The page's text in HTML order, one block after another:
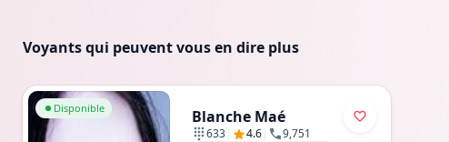
Voyants qui peuvent vous en dire plus
Aller au profil de Blanche Maé
Disponible Blanche Maé
633| 4.6| 9,751